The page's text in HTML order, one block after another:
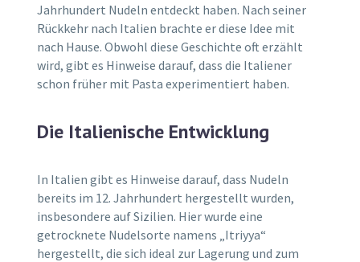
Jahrhundert Nudeln entdeckt haben. Nach seiner
Rückkehr nach Italien brachte er diese Idee mit
nach Hause. Obwohl diese Geschichte oft erzählt
wird, gibt es Hinweise darauf, dass die Italiener
schon früher mit Pasta experimentiert haben.
Die Italienische Entwicklung
In Italien gibt es Hinweise darauf, dass Nudeln
bereits im 12. Jahrhundert hergestellt wurden,
insbesondere auf Sizilien. Hier wurde eine
getrocknete Nudelsorte namens „Itriyya“
hergestellt, die sich ideal zur Lagerung und zum